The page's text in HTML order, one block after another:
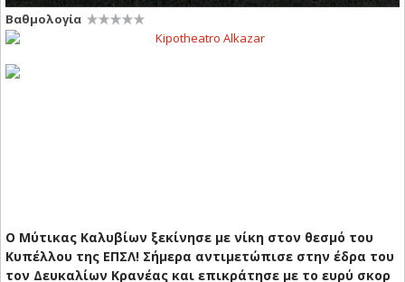
Βαθμολογία
Ο Μύτικας Καλυβίων ξεκίνησε με νίκη στον θεσμό του
Κυπέλλου της ΕΠΣΛ! Σήμερα αντιμετώπισε στην έδρα του
τον Δευκαλίων Κρανέας και επικράτησε με το ευρύ σκορ